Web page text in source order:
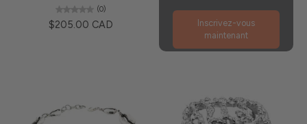
(0)
$205.00 CAD
Inscrivez-vous
maintenant